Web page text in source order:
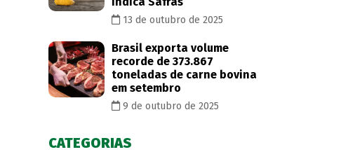
13 de outubro de 2025
Brasil exporta volume
recorde de 373.867
toneladas de carne bovina
em setembro
9 de outubro de 2025
CATEGORIAS